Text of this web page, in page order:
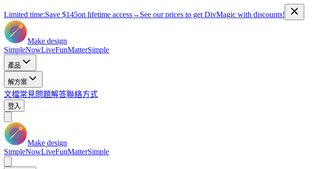
Limited time:Save $145on lifetime access→ See our prices to get DivMagic with discounts!
Make design
SimpleNowLiveFunMatterSimple
產品
解方案
文檔常見問題解答聯絡方式
登入
Make design
SimpleNowLiveFunMatterSimple